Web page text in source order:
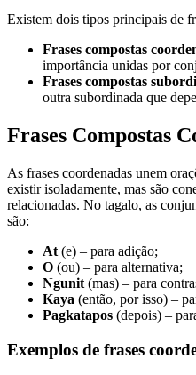
Existem dois tipos principais de
Frases compostas
importância unidas por
Frases compostas
outra subordinada que
Frases Compostas
As frases coordenadas unem
existir isoladamente, mas são
relacionadas. No tagalo, as
são:
At (e) – para adição;
O (ou) – para alternativa;
Ngunit (mas) – para
Kaya (então, por isso) –
Pagkatapos (depois) –
Exemplos de frases